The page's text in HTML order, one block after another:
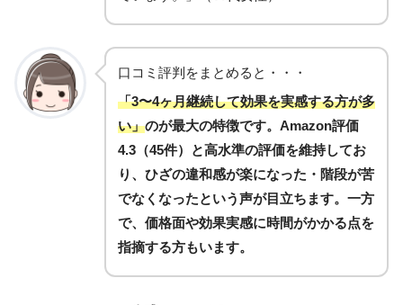
口コミ評判をまとめると・・・
「3〜4ヶ月継続して効果を実感する方が多
い」のが最大の特徴です。Amazon評価
4.3（45件）と高水準の評価を維持してお
り、ひざの違和感が楽になった・階段が苦
でなくなったという声が目立ちます。一方
で、価格面や効果実感に時間がかかる点を
指摘する方もいます。